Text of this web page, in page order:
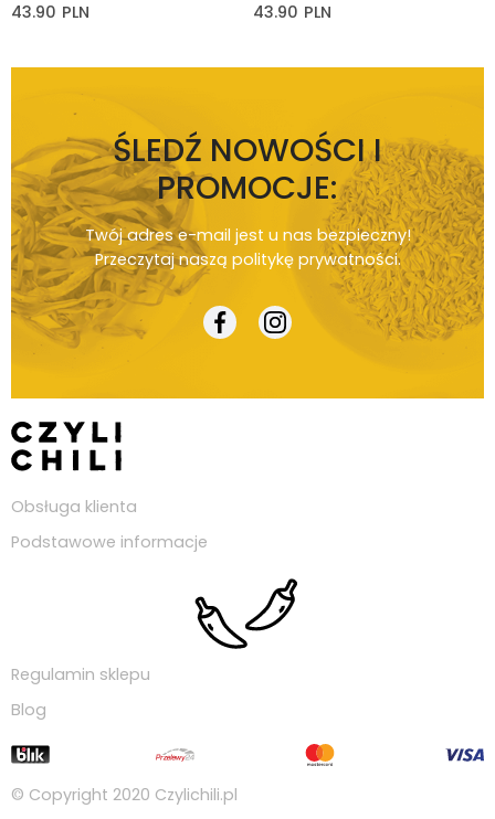
43.90 PLN 43.90 PLN
ŚLEDŹ NOWOŚCI I
PROMOCJE:
Twój adres e-mail jest u nas bezpieczny!
Przeczytaj naszą politykę prywatności.
Obsługa klienta
Podstawowe informacje
Regulamin sklepu
Blog
© Copyright 2020 Czylichili.pl